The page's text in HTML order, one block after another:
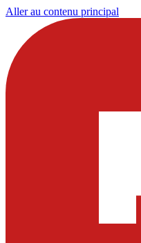
Aller au contenu principal